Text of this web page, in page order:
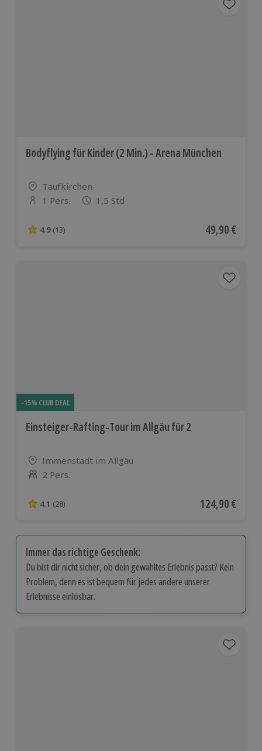
Bodyflying für Kinder (2 Min.) - Arena München
Standort
Taufkirchen
Anzahl der Teilnehmer
1 Pers. 1,5 Std
4.9 von 5 Sternen basierend auf 13 Bewertungen
4.9 (13) Aktueller
49,90 €
-15% CLUB DEAL
Einsteiger-Rafting-Tour im Allgäu für 2
Standort
Immenstadt im Allgäu
Anzahl der Teilnehmer
2 Pers.
4.1 von 5 Sternen basierend auf 28 Bewertungen
4.1 (28) Aktueller Preis
124,90 €
Immer das richtige Geschenk:
Du bist dir nicht sicher, ob dein gewähltes Erlebnis passt? Kein
Problem, denn es ist bequem für jedes andere unserer
Erlebnisse einlösbar.